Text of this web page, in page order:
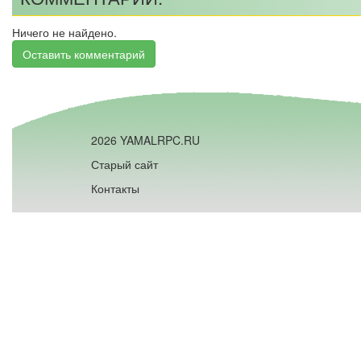
Ничего не найдено.
Оставить комментарий
2026 YAMALRPC.RU
Старый сайт
Контакты